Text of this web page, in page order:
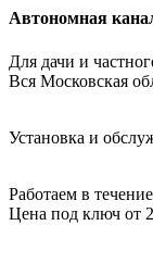
Автономная
Для дачи и
Вся Московская
Установка и
Работаем в
Цена под ключ от